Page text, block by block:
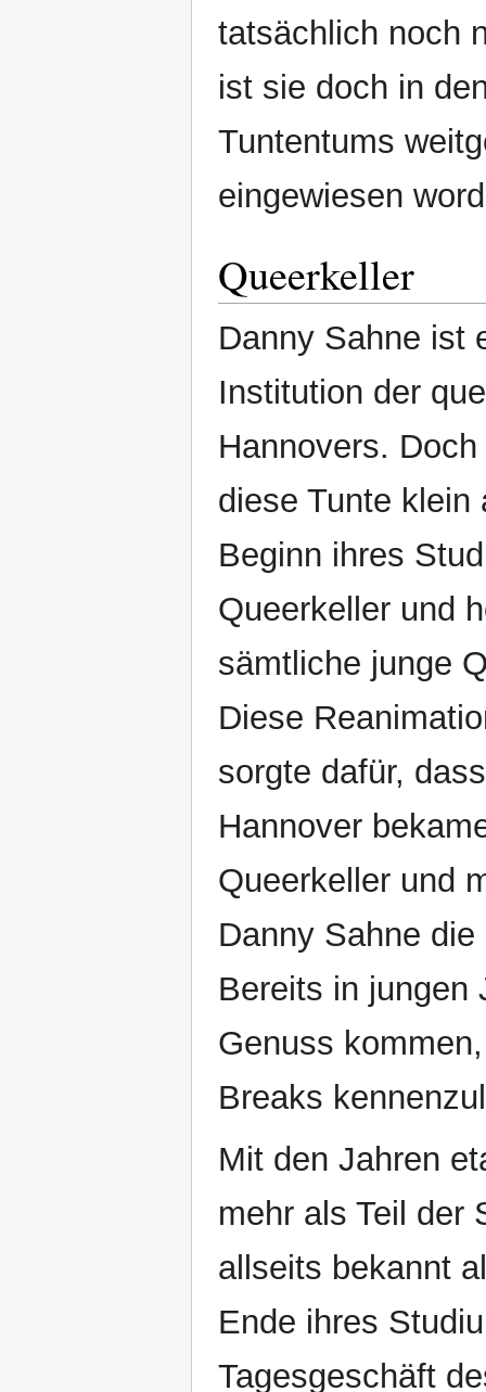
tatsächlich noch
ist sie doch in
Tuntentums
eingewiesen
Queerkeller
Danny Sahne ist
Institution der
Hannovers.
diese Tunte klein
Beginn ihres
Queerkeller und
sämtliche junge
Diese
sorgte dafür,
Hannover
Queerkeller und
Danny Sahne
Bereits in jungen
Genuss
Breaks
Mit den Jahren
mehr als Teil der
allseits bekannt
Ende ihres
Tagesgeschäft